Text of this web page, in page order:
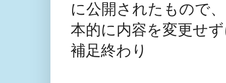
に公開されたもので
本的に内容を変更せ
補足終わり